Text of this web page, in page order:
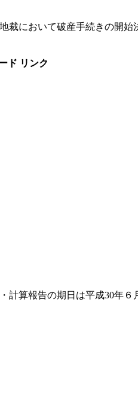
裁において破産手続きの開始
ド リンク
計算報告の期日は平成30年６